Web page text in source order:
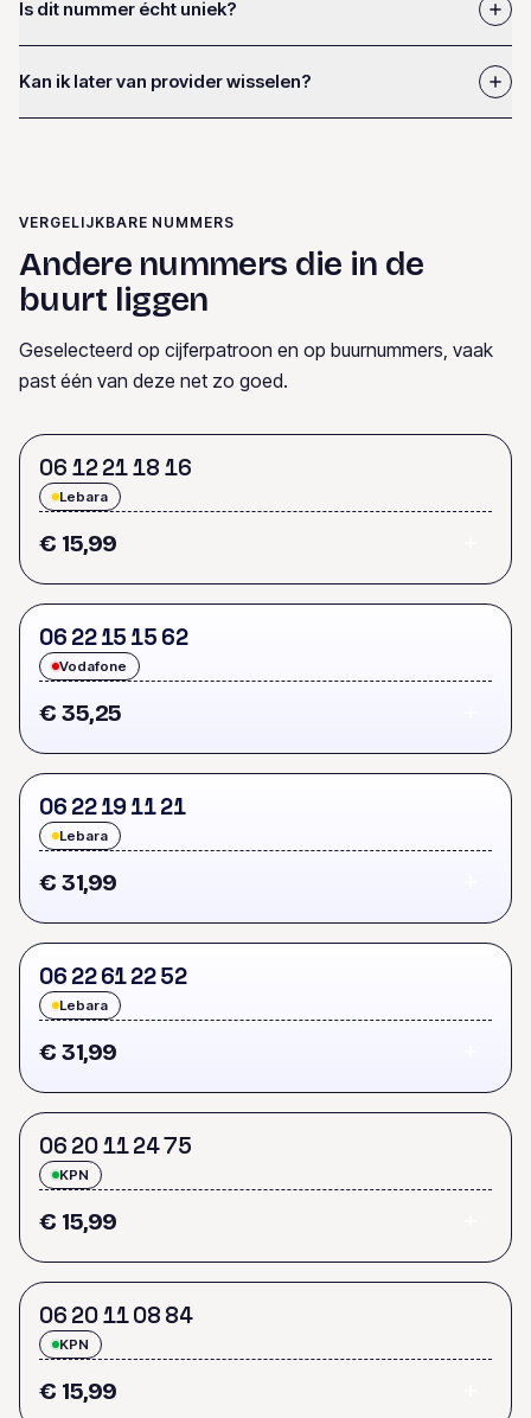
Is dit nummer écht uniek?
Kan ik later van provider wisselen?
VERGELIJKBARE NUMMERS
Andere nummers die in de
buurt liggen
Geselecteerd op cijferpatroon en op buurnummers, vaak
past één van deze net zo goed.
06 122118 16
Lebara
€ 15,99
06 2215 15 62
Vodafone
€ 35,25
06 2219 1121
Lebara
€ 31,99
06 22612252
Lebara
€ 31,99
06 20112475
KPN
€ 15,99
06 201108 84
KPN
€ 15,99